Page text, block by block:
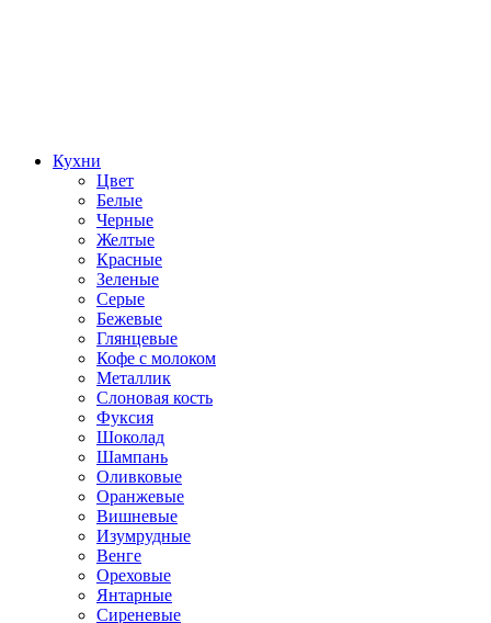
Кухни
Цвет
Белые
Черные
Желтые
Красные
Зеленые
Серые
Бежевые
Глянцевые
Кофе с молоком
Металлик
Слоновая кость
Фуксия
Шоколад
Шампань
Оливковые
Оранжевые
Вишневые
Изумрудные
Венге
Ореховые
Янтарные
Сиреневые